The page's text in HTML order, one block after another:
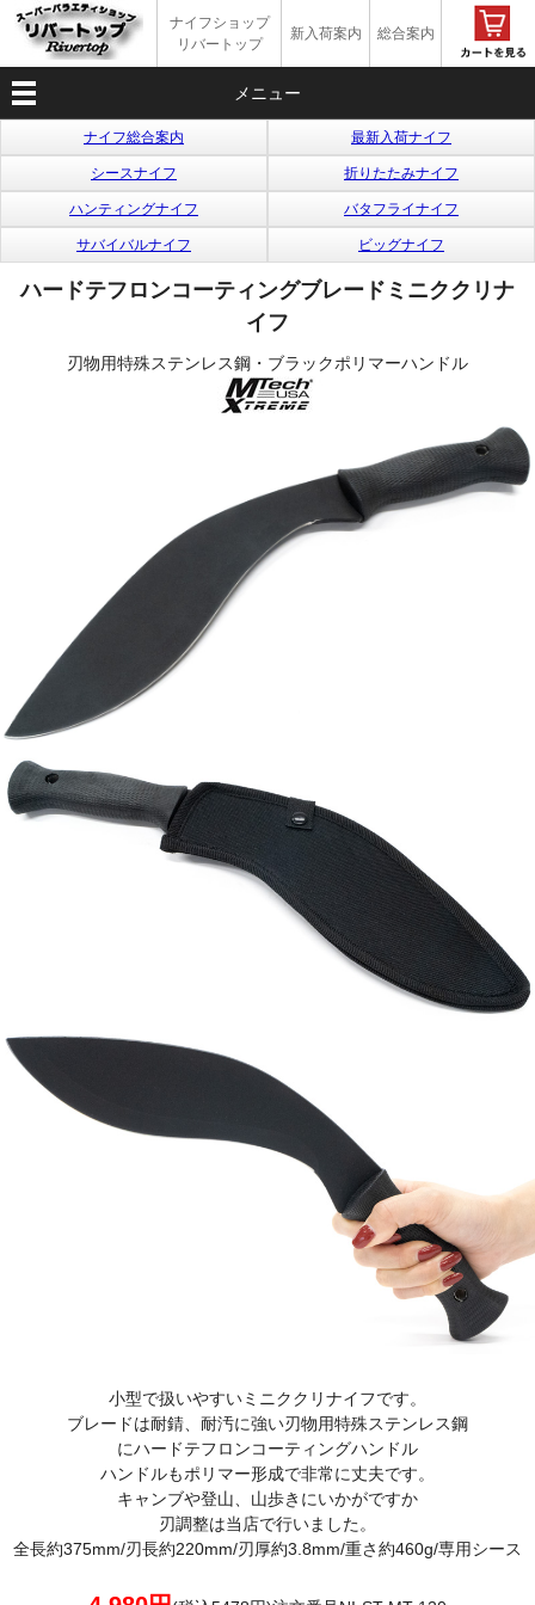
ナイフショップ
リバートップ
新入荷案内 総合案内
メニュー
ナイフ総合案内 最新入荷ナイフ
シースナイフ 折りたたみナイフ
ハンティングナイフ バタフライナイフ
サバイバルナイフ ビッグナイフ
ハードテフロンコーティングブレードミニククリナ
イフ
刃物用特殊ステンレス鋼・ブラックポリマーハンドル
小型で扱いやすいミニククリナイフです。
ブレードは耐錆、耐汚に強い刃物用特殊ステンレス鋼
にハードテフロンコーティングハンドル
ハンドルもポリマー形成で非常に丈夫です。
キャンブや登山、山歩きにいかがですか
刃調整は当店で行いました。
全長約375mm/刃長約220mm/刃厚約3.8mm/重さ約460g/専用シース